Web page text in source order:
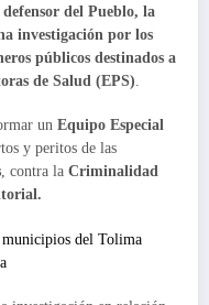
del Pueblo, la
investigación por los
públicos destinados a
de Salud (EPS).
un Equipo Especial
y peritos de las
, contra la Criminalidad
del Tolima